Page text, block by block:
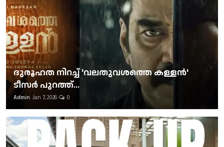
ദുരൂഹത നിറച്ച് 'വലതുവശത്തെ കള്ളന്‍'
ടീസര്‍ പുറത്ത്...
Admin Jan 7, 2026 0